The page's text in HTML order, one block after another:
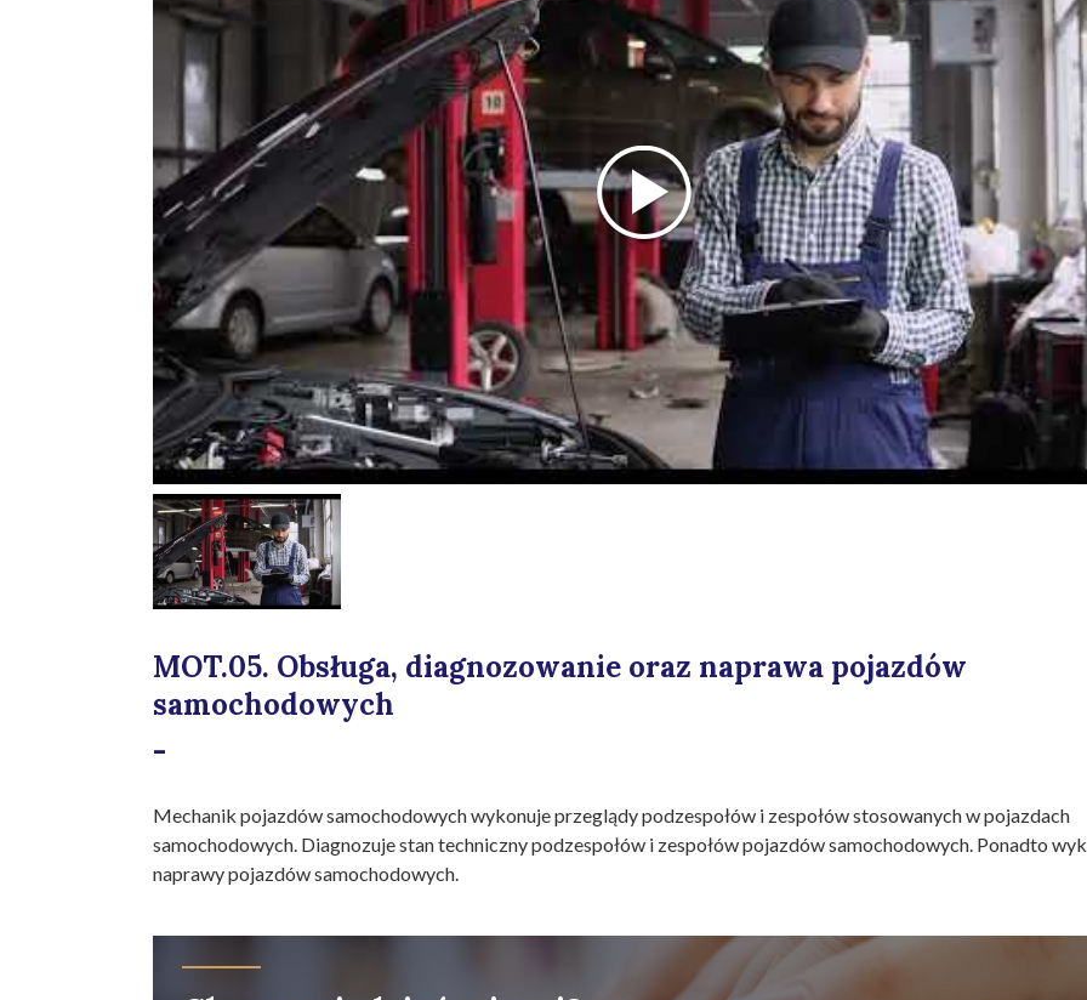
MOT.05. Obsługa, diagnozowanie oraz naprawa pojazdów
samochodowych
-
Mechanik pojazdów samochodowych wykonuje przeglądy podzespołów i zespołów stosowanych w pojazdach
samochodowych. Diagnozuje stan techniczny podzespołów i zespołów pojazdów samochodowych. Ponadto
naprawy pojazdów samochodowych.